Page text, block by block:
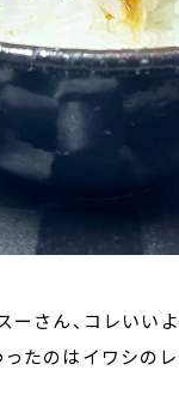
さん、コレいい
たのはイワシのレ